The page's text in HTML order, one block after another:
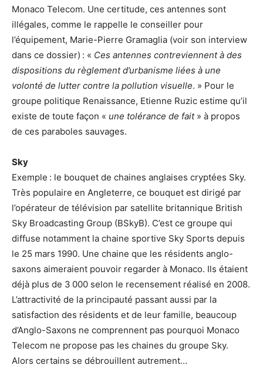
Monaco Telecom. Une certitude, ces antennes sont
illégales, comme le rappelle le conseiller pour
l’équipement, Marie-Pierre Gramaglia (voir son interview
dans ce dossier) : « Ces antennes contreviennent à des
dispositions du règlement d’urbanisme liées à une
volonté de lutter contre la pollution visuelle. » Pour le
groupe politique Renaissance, Etienne Ruzic estime qu’il
existe de toute façon « une tolérance de fait» à propos
de ces paraboles sauvages.
Sky
Exemple : le bouquet de chaines anglaises cryptées Sky.
Très populaire en Angleterre, ce bouquet est dirigé par
l’opérateur de télévision par satellite britannique British
Sky Broadcasting Group (BSkyB). C’est ce groupe qui
diffuse notamment la chaine sportive Sky Sports depuis
le 25 mars 1990. Une chaine que les résidents anglo-
saxons aimeraient pouvoir regarder à Monaco. Ils étaient
déjà plus de 3 000 selon le recensement réalisé en 2008.
L’attractivité de la principauté passant aussi par la
satisfaction des résidents et de leur famille, beaucoup
d’Anglo-Saxons ne comprennent pas pourquoi Monaco
Telecom ne propose pas les chaines du groupe Sky.
Alors certains se débrouillent autrement…